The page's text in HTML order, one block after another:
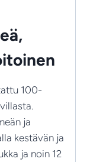
100-
ja
kestävän ja
ja noin 12